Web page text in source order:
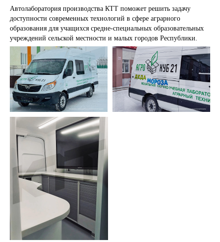
Автолаборатория производства КТТ поможет решить задачу
доступности современных технологий в сфере аграрного
образования для учащихся средне-специальных образовательных
учреждений сельской местности и малых городов Республики.
ПОЛУЧИТЕ